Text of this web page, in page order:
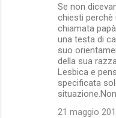
Se non
chiesti perchè
chiamata
una testa di
suo
della sua
Lesbica e
specificata
21 maggio